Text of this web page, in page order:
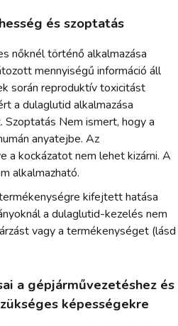
és szoptatás
nőknél történő alkalmazása
mennyiségű információ áll
során reproduktív toxicitást
a dulaglutid alkalmazása
Nem ismert, hogy a
anyatejbe. Az
a kockázatot nem lehet kizárni. A
alkalmazható.
kifejtett hatása
a dulaglutid-kezelés nem
vagy a termékenységet (lásd
a gépjárművezetéshez és
képességekre